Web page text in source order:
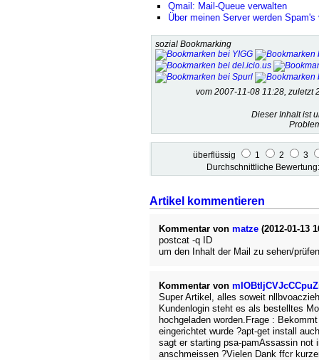
Qmail: Mail-Queue verwalten
Über meinen Server werden
sozial Bookmarking
vom 2007-11-08 11:28,
Dieser Inhalt ist
überflüssig 1 2
3
Durchschnittliche
Artikel kommentieren
Kommentar von matze(2012-01-13
postcat -q ID
um den Inhalt der Mail zu sehen/prüfen
Kommentar von
Super Artikel, alles soweit
Kundenlogin steht es als bestelltes
hochgeladen worden.Frage :
eingerichtet wurde ?apt-get install
sagt er starting psa-pamAssassin not
anschmeissen ?Vielen Dank ffcr